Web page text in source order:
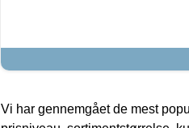
Vi har gennemgået de mest